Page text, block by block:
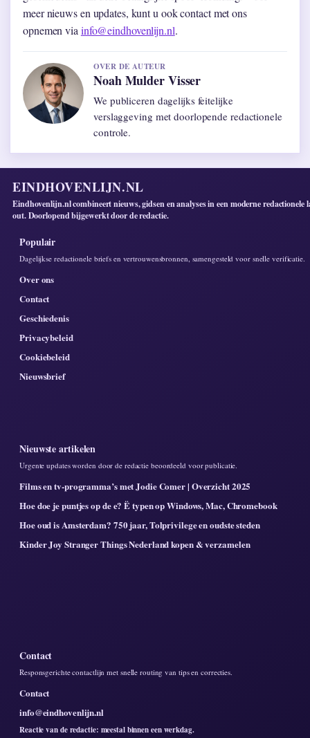
meer nieuws en updates, kunt u ook contact met ons
opnemen via info@eindhovenlijn.nl.
OVER DE AUTEUR
Noah Mulder Visser
We publiceren dagelijks feitelijke
verslaggeving met doorlopende redactionele
controle.
EINDHOVENLIJN.NL
Eindhovenlijn.nl combineert nieuws, gidsen en analyses in een moderne redactionele
out. Doorlopend bijgewerkt door de redactie.
Populair
Dagelijkse redactionele briefs en vertrouwensbronnen, samengesteld voor snelle verificatie.
Over ons
Contact
Geschiedenis
Privacybeleid
Cookiebeleid
Nieuwsbrief
Nieuwste artikelen
Urgente updates worden door de redactie beoordeeld voor publicatie.
Films en tv-programma’s met Jodie Comer | Overzicht 2025
Hoe doe je puntjes op de e? Ë typen op Windows, Mac, Chromebook
Hoe oud is Amsterdam? 750 jaar, Tolprivilege en oudste steden
Kinder Joy Stranger Things Nederland kopen & verzamelen
Contact
Responsgerichte contactlijn met snelle routing van tips en correcties.
Contact
info@eindhovenlijn.nl
Reactie van de redactie: meestal binnen een werkdag.